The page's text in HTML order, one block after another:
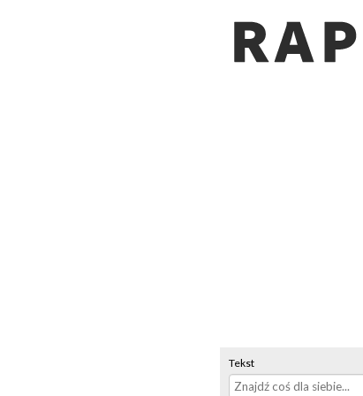
Tekst